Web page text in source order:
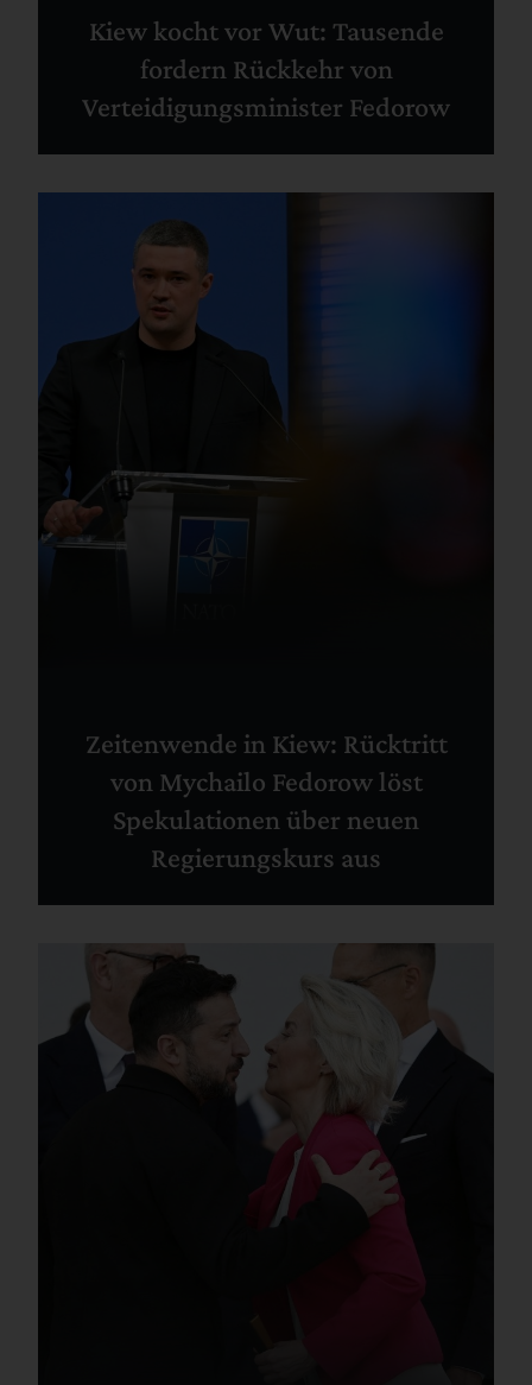
Kiew kocht vor Wut: Tausende
fordern Rückkehr von
Verteidigungsminister Fedorow
Zeitenwende in Kiew: Rücktritt
von Mychailo Fedorow löst
Spekulationen über neuen
Regierungskurs aus